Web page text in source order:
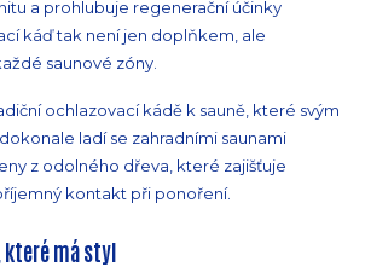
a prohlubuje regenerační účinky
káď tak není jen doplňkem, ale
saunové zóny.
ochlazovací kádě k sauně, které svým
ladí se zahradními saunami
z odolného dřeva, které zajišťuje
kontakt při ponoření.
které má styl